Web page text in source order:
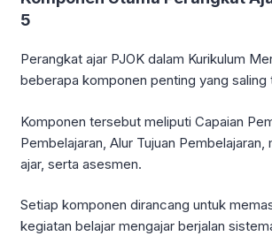
5
Perangkat ajar PJOK dalam Kurikulum
beberapa komponen penting yang saling
Komponen tersebut meliputi Capaian
Pembelajaran, Alur Tujuan Pembelajaran,
ajar, serta asesmen.
Setiap komponen dirancang untuk
kegiatan belajar mengajar berjalan